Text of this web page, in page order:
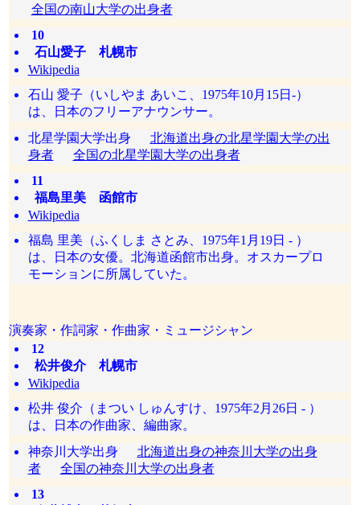
全国の南山大学の出身者
10
石山愛子 札幌市
Wikipedia
石山 愛子（いしやま あいこ、1975年10月15日‐）
は、日本のフリーアナウンサー。
北星学園大学出身 北海道出身の北星学園大学の出
身者
全国の北星学園大学の出身者
11
福島里美 函館市
Wikipedia
福島 里美（ふくしま さとみ、1975年1月19日 - ）
は、日本の女優。北海道函館市出身。オスカープロ
モーションに所属していた。
演奏家・作詞家・作曲家・ミュージシャン
12
松井俊介 札幌市
Wikipedia
松井 俊介（まつい しゅんすけ、1975年2月26日 - ）
は、日本の作曲家、編曲家。
神奈川大学出身 北海道出身の神奈川大学の出身
者
全国の神奈川大学の出身者
13